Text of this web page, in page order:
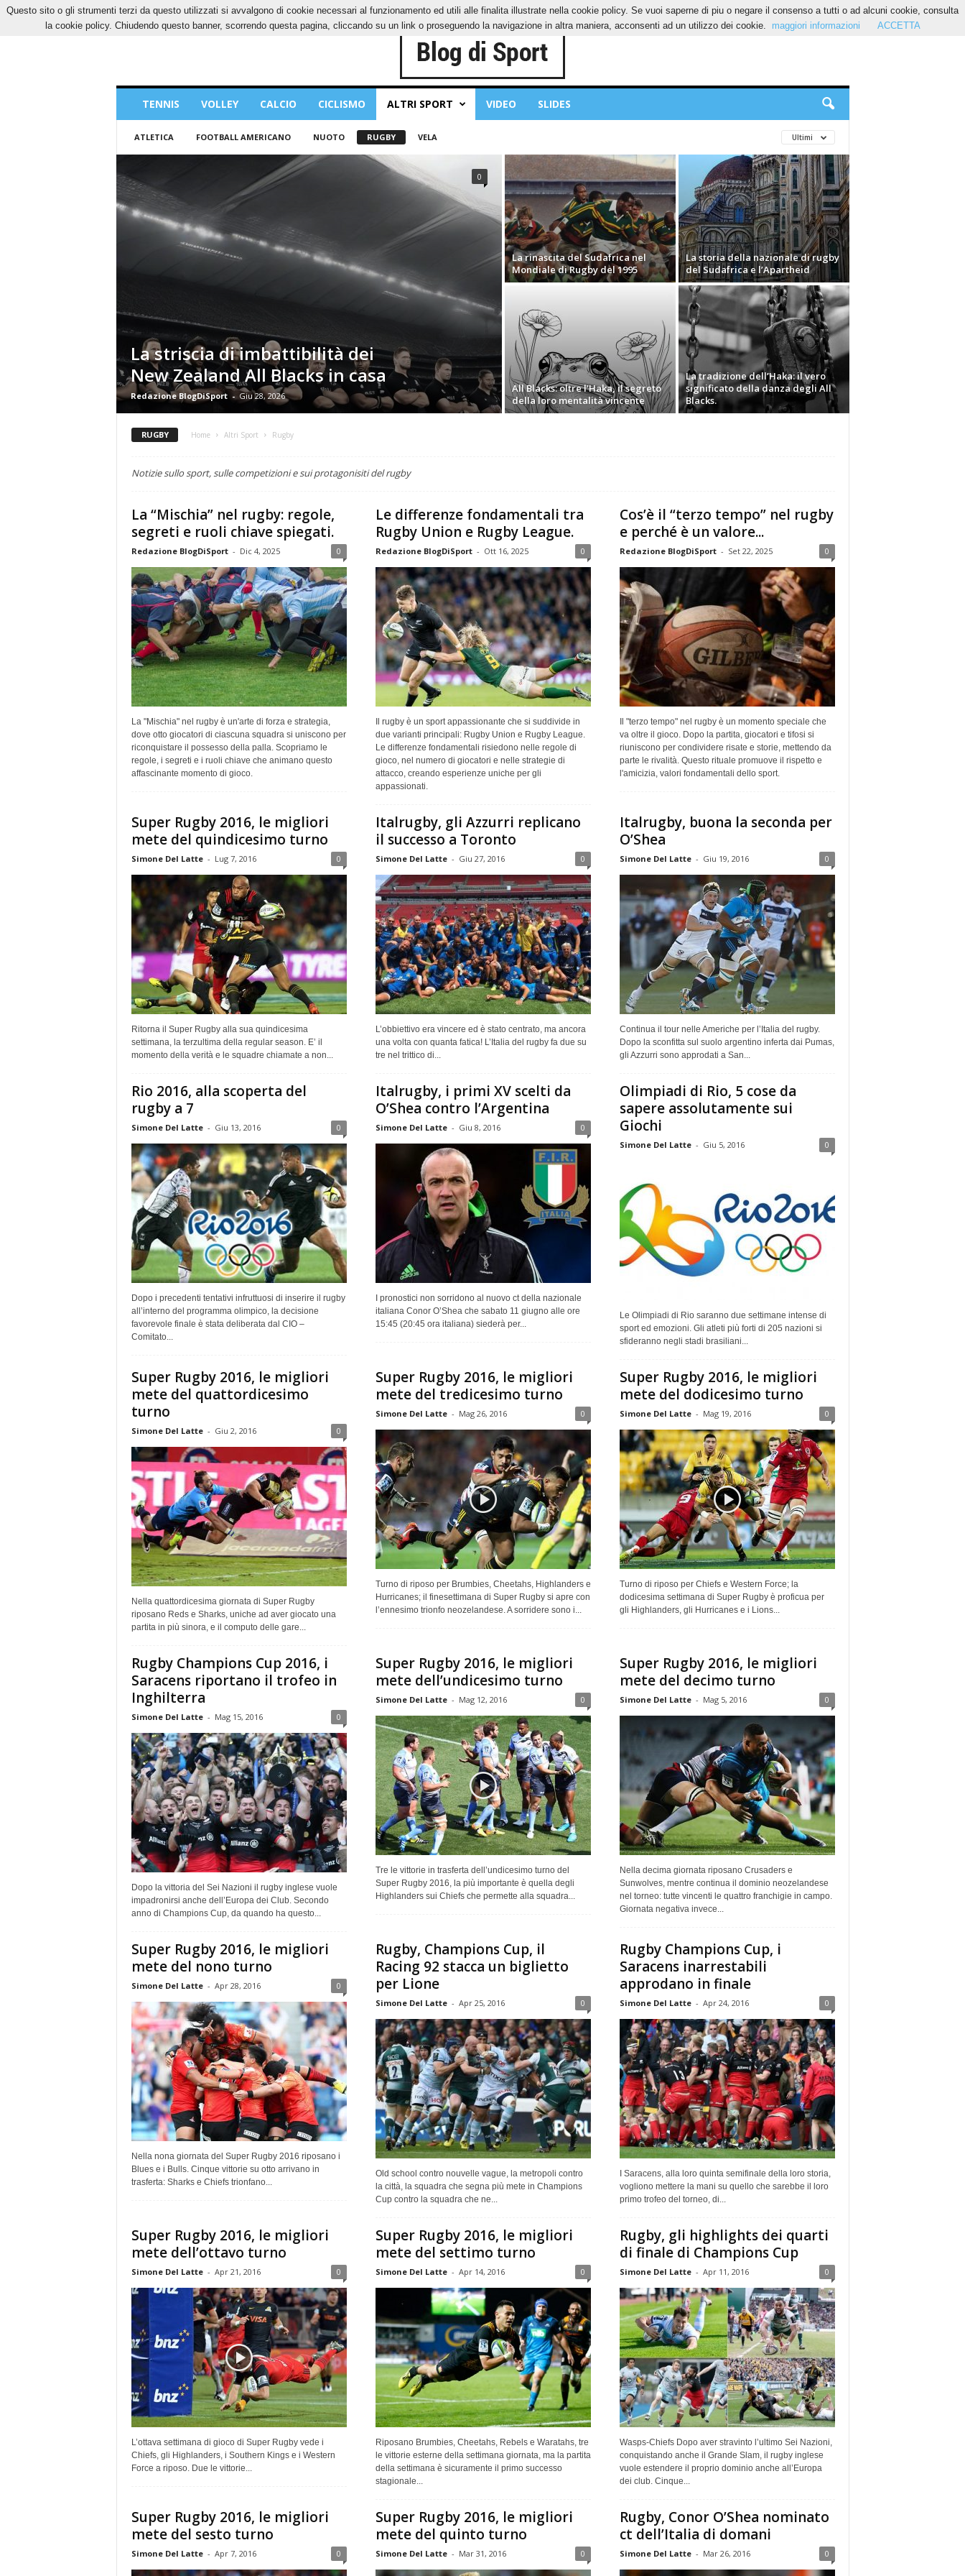
SABATO, 8 AGOSTO 2026 CONTATTI COOKIES PRIVACY POLICY
Sport
TENNIS VOLLEY CALCIO CICLISMO ALTRI SPORT VIDEO SLIDES
ATLETICA FOOTBALL AMERICANO NUOTO RUGBY VELA Ultimi
La striscia di imbattibilità dei
New Zealand All Blacks in casa
Redazione BlogDiSport - Giu 28, 2026
0
La rinascita del Sudafrica nel
Mondiale di Rugby del 1995
La storia della nazionale di rugby
del Sudafrica e l’Apartheid
All Blacks: oltre l’Haka, il segreto
della loro mentalità vincente
La tradizione dell’Haka: il vero
significato della danza degli All
Blacks.
RUGBY Home Altri Sport Rugby
Notizie sullo sport, sulle competizioni e sui protagonisiti del rugby
La “Mischia” nel rugby: regole,
segreti e ruoli chiave spiegati.
Redazione BlogDiSport - Dic 4, 2025 0
La "Mischia" nel rugby è un'arte di forza e strategia,
dove otto giocatori di ciascuna squadra si uniscono per
riconquistare il possesso della palla. Scopriamo le
regole, i segreti e i ruoli chiave che animano questo
affascinante momento di gioco.
Le differenze fondamentali tra
Rugby Union e Rugby League.
Redazione BlogDiSport - Ott 16, 2025 0
Il rugby è un sport appassionante che si suddivide in
due varianti principali: Rugby Union e Rugby League.
Le differenze fondamentali risiedono nelle regole di
gioco, nel numero di giocatori e nelle strategie di
attacco, creando esperienze uniche per gli
appassionati.
Cos’è il “terzo tempo” nel rugby
e perché è un valore...
Redazione BlogDiSport - Set 22, 2025 0
Il "terzo tempo" nel rugby è un momento speciale che
va oltre il gioco. Dopo la partita, giocatori e tifosi si
riuniscono per condividere risate e storie, mettendo da
parte le rivalità. Questo rituale promuove il rispetto e
l'amicizia, valori fondamentali dello sport.
Super Rugby 2016, le migliori
mete del quindicesimo turno
Simone Del Latte - Lug 7, 2016 0
Ritorna il Super Rugby alla sua quindicesima
settimana, la terzultima della regular season. E’ il
momento della verità e le squadre chiamate a non...
Italrugby, gli Azzurri replicano
il successo a Toronto
Simone Del Latte - Giu 27, 2016 0
L’obbiettivo era vincere ed è stato centrato, ma ancora
una volta con quanta fatica! L’Italia del rugby fa due su
tre nel trittico di...
Italrugby, buona la seconda per
O’Shea
Simone Del Latte - Giu 19, 2016 0
Continua il tour nelle Americhe per l’Italia del rugby.
Dopo la sconfitta sul suolo argentino inferta dai Pumas,
gli Azzurri sono approdati a San...
Rio 2016, alla scoperta del
rugby a 7
Simone Del Latte - Giu 13, 2016 0
Dopo i precedenti tentativi infruttuosi di inserire il rugby
all’interno del programma olimpico, la decisione
favorevole finale è stata deliberata dal CIO –
Comitato...
Italrugby, i primi XV scelti da
O’Shea contro l’Argentina
Simone Del Latte - Giu 8, 2016 0
I pronostici non sorridono al nuovo ct della nazionale
italiana Conor O’Shea che sabato 11 giugno alle ore
15:45 (20:45 ora italiana) siederà per...
Olimpiadi di Rio, 5 cose da
sapere assolutamente sui
Giochi
Simone Del Latte - Giu 5, 2016 0
Le Olimpiadi di Rio saranno due settimane intense di
sport ed emozioni. Gli atleti più forti di 205 nazioni si
sfideranno negli stadi brasiliani...
Super Rugby 2016, le migliori
mete del quattordicesimo
turno
Simone Del Latte - Giu 2, 2016 0
Nella quattordicesima giornata di Super Rugby
riposano Reds e Sharks, uniche ad aver giocato una
partita in più sinora, e il computo delle gare...
Super Rugby 2016, le migliori
mete del tredicesimo turno
Simone Del Latte - Mag 26, 2016 0
Turno di riposo per Brumbies, Cheetahs, Highlanders e
Hurricanes; il finesettimana di Super Rugby si apre con
l’ennesimo trionfo neozelandese. A sorridere sono i...
Super Rugby 2016, le migliori
mete del dodicesimo turno
Simone Del Latte - Mag 19, 2016 0
Turno di riposo per Chiefs e Western Force; la
dodicesima settimana di Super Rugby è proficua per
gli Highlanders, gli Hurricanes e i Lions...
Rugby Champions Cup 2016, i
Saracens riportano il trofeo in
Inghilterra
Simone Del Latte - Mag 15, 2016 0
Dopo la vittoria del Sei Nazioni il rugby inglese vuole
impadronirsi anche dell’Europa dei Club. Secondo
anno di Champions Cup, da quando ha questo...
Super Rugby 2016, le migliori
mete dell’undicesimo turno
Simone Del Latte - Mag 12, 2016 0
Tre le vittorie in trasferta dell’undicesimo turno del
Super Rugby 2016, la più importante è quella degli
Highlanders sui Chiefs che permette alla squadra...
Super Rugby 2016, le migliori
mete del decimo turno
Simone Del Latte - Mag 5, 2016 0
Nella decima giornata riposano Crusaders e
Sunwolves, mentre continua il dominio neozelandese
nel torneo: tutte vincenti le quattro franchigie in campo.
Giornata negativa invece...
Super Rugby 2016, le migliori
mete del nono turno
Simone Del Latte - Apr 28, 2016 0
Nella nona giornata del Super Rugby 2016 riposano i
Blues e i Bulls. Cinque vittorie su otto arrivano in
trasferta: Sharks e Chiefs trionfano...
Rugby, Champions Cup, il
Racing 92 stacca un biglietto
per Lione
Simone Del Latte - Apr 25, 2016 0
Old school contro nouvelle vague, la metropoli contro
la città, la squadra che segna più mete in Champions
Cup contro la squadra che ne...
Rugby Champions Cup, i
Saracens inarrestabili
approdano in finale
Simone Del Latte - Apr 24, 2016 0
I Saracens, alla loro quinta semifinale della loro storia,
vogliono mettere la mani su quello che sarebbe il loro
primo trofeo del torneo, di...
Super Rugby 2016, le migliori
mete dell’ottavo turno
Simone Del Latte - Apr 21, 2016 0
L’ottava settimana di gioco di Super Rugby vede i
Chiefs, gli Highlanders, i Southern Kings e i Western
Force a riposo. Due le vittorie...
Super Rugby 2016, le migliori
mete del settimo turno
Simone Del Latte - Apr 14, 2016 0
Riposano Brumbies, Cheetahs, Rebels e Waratahs, tre
le vittorie esterne della settimana giornata, ma la partita
della settimana è sicuramente il primo successo
stagionale...
Rugby, gli highlights dei quarti
di finale di Champions Cup
Simone Del Latte - Apr 11, 2016 0
Wasps-Chiefs Dopo aver stravinto l’ultimo Sei Nazioni,
conquistando anche il Grande Slam, il rugby inglese
vuole estendere il proprio dominio anche all’Europa
dei club. Cinque...
Super Rugby 2016, le migliori
mete del sesto turno
Simone Del Latte - Apr 7, 2016 0
Super Rugby 2016, le migliori
mete del quinto turno
Simone Del Latte - Mar 31, 2016 0
Rugby, Conor O’Shea nominato
ct dell’Italia di domani
Simone Del Latte - Mar 26, 2016 0
Questo sito o gli strumenti terzi da questo utilizzati si avvalgono di cookie necessari al funzionamento ed utili alle finalita illustrate nella cookie policy. Se vuoi saperne di piu o negare il consenso a tutti o ad alcuni cookie, consulta
la cookie policy. Chiudendo questo banner, scorrendo questa pagina, cliccando su un link o proseguendo la navigazione in altra maniera, acconsenti ad un utilizzo dei cookie.
maggiori informazioni ACCETTA